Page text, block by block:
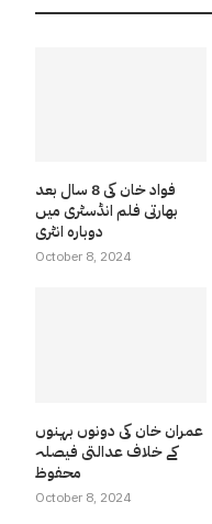
فواد خان کی 8 سال بعد
بھارتی فلم انڈسٹری میں
دوبارہ انٹری
October 8, 2024
عمران خان کی دونوں بہنوں
کے خلاف عدالتی فیصلہ
محفوظ
October 8, 2024